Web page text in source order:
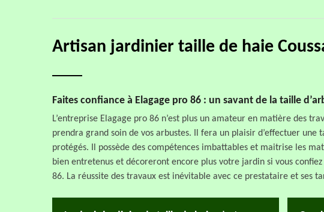
Artisan jardinier taille de haie
Faites confiance à Elagage pro 86 : un savant de la taille
L’entreprise Elagage pro 86 n’est plus un amateur en matière des
prendra grand soin de vos arbustes. Il fera un plaisir d’effectuer une
protégés. Il possède des compétences imbattables et maitrise les
bien entretenus et décoreront encore plus votre jardin si vous
86. La réussite des travaux est inévitable avec ce prestataire et ses